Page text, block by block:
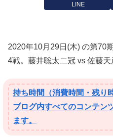
LINE
2020年10月29日(木) の第70
4戦。藤井聡太二冠 vs 佐藤天
持ち時間（消費時間・残り
ブログ内すべてのコンテン
ます。